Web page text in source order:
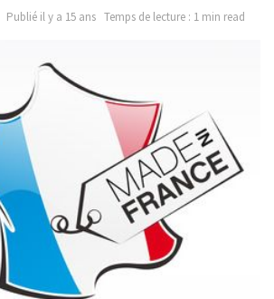
Publié il y a 15 ans Temps de lecture : 1 min read